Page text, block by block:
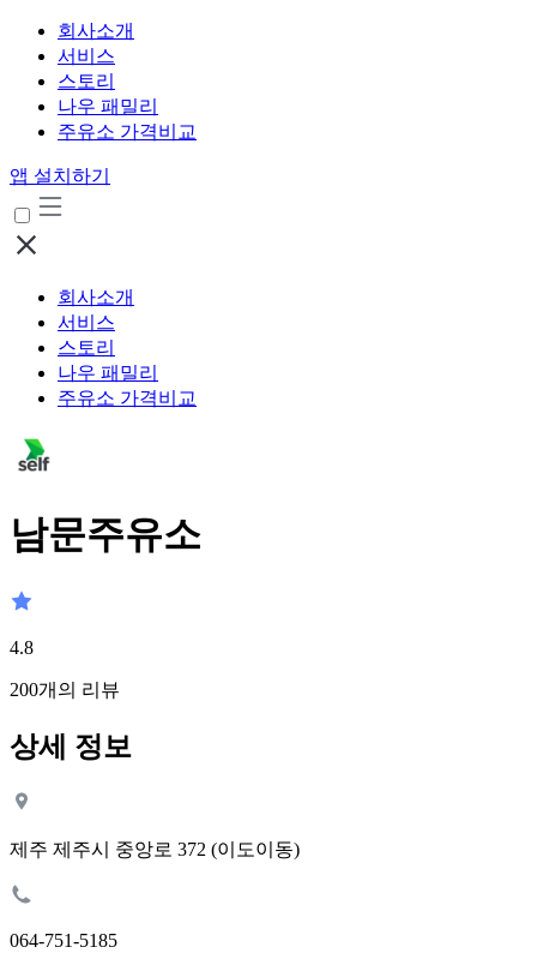
회사소개
서비스
스토리
나우 패밀리
주유소 가격비교
앱 설치하기
회사소개
서비스
스토리
나우 패밀리
주유소 가격비교
남문주유소
4.8
200개의 리뷰
상세 정보
제주 제주시 중앙로 372 (이도이동)
064-751-5185